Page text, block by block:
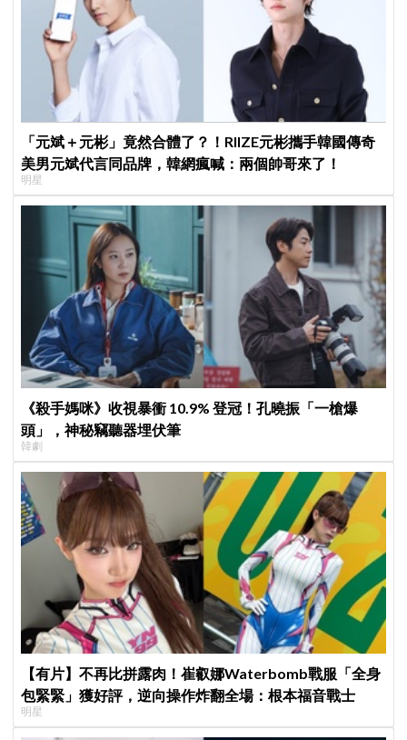
「元斌＋元彬」竟然合體了？！RIIZE元彬攜手韓國傳奇
美男元斌代言同品牌，韓網瘋喊：兩個帥哥來了！
明星
《殺手媽咪》收視暴衝 10.9% 登冠！孔曉振「一槍爆
頭」，神秘竊聽器埋伏筆
韓劇
【有片】不再比拼露肉！崔叡娜Waterbomb戰服「全身
包緊緊」獲好評，逆向操作炸翻全場：根本福音戰士
明星